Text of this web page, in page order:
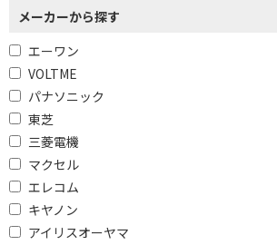
メーカーから探す
エーワン
VOLTME
パナソニック
東芝
三菱電機
マクセル
エレコム
キヤノン
アイリスオーヤマ
L判
紙質で絞り込む
スーパーファイン